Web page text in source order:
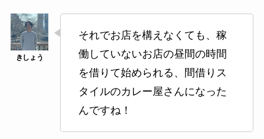
それでお店を構えなくても、稼
働していないお店の昼間の時間
を借りて始められる、間借りス
タイルのカレー屋さんになった
んですね！